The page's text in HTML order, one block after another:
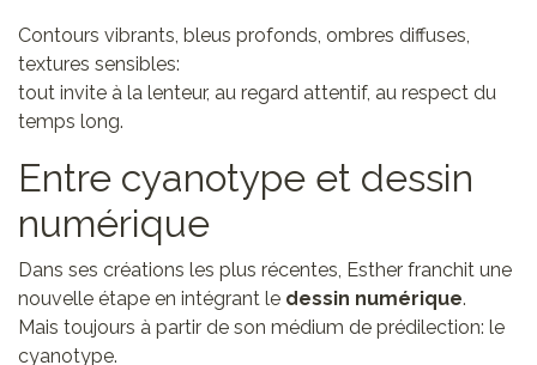
Contours vibrants, bleus profonds, ombres diffuses,
textures sensibles:
tout invite à la lenteur, au regard attentif, au respect du
temps long.
Entre cyanotype et dessin
numérique
Dans ses créations les plus récentes, Esther franchit une
nouvelle étape en intégrant le dessin numérique.
Mais toujours à partir de son médium de prédilection: le
cyanotype.